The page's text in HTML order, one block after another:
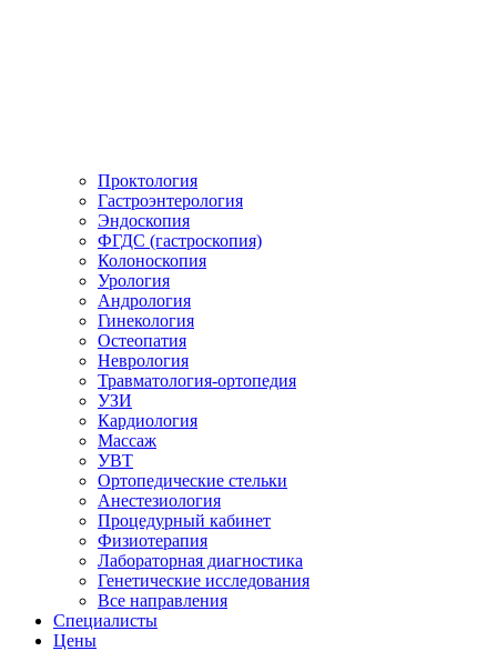
Проктология
Гастроэнтерология
Эндоскопия
ФГДС (гастроскопия)
Колоноскопия
Урология
Андрология
Гинекология
Остеопатия
Неврология
Травматология-ортопедия
УЗИ
Кардиология
Массаж
УВТ
Ортопедические стельки
Анестезиология
Процедурный кабинет
Физиотерапия
Лабораторная диагностика
Генетические исследования
Все направления
Специалисты
Цены